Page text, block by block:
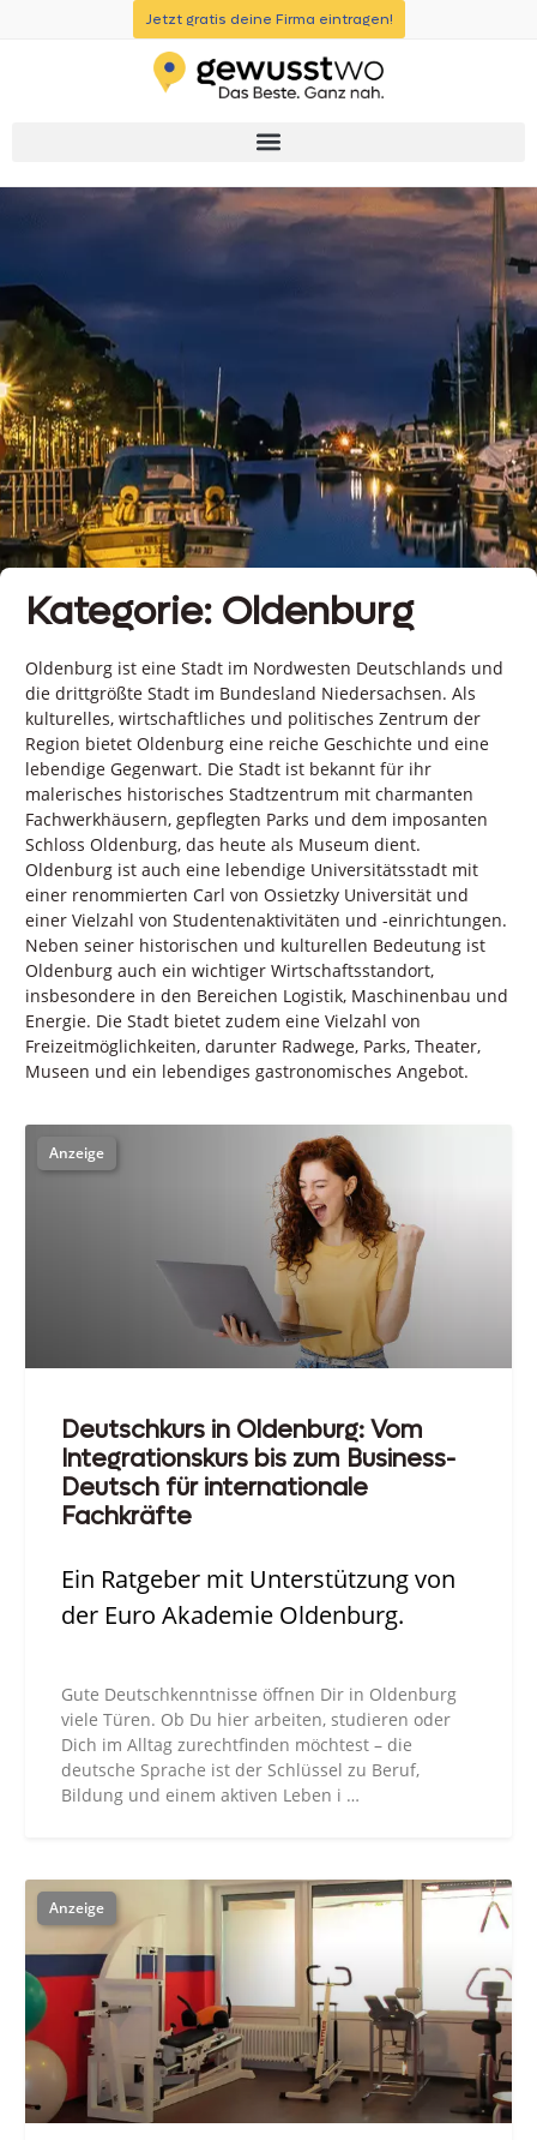
Jetzt gratis deine Firma eintragen!
Kategorie: Oldenburg
Oldenburg ist eine Stadt im Nordwesten Deutschlands und
die drittgrößte Stadt im Bundesland Niedersachsen. Als
kulturelles, wirtschaftliches und politisches Zentrum der
Region bietet Oldenburg eine reiche Geschichte und eine
lebendige Gegenwart. Die Stadt ist bekannt für ihr
malerisches historisches Stadtzentrum mit charmanten
Fachwerkhäusern, gepflegten Parks und dem imposanten
Schloss Oldenburg, das heute als Museum dient.
Oldenburg ist auch eine lebendige Universitätsstadt mit
einer renommierten Carl von Ossietzky Universität und
einer Vielzahl von Studentenaktivitäten und -einrichtungen.
Neben seiner historischen und kulturellen Bedeutung ist
Oldenburg auch ein wichtiger Wirtschaftsstandort,
insbesondere in den Bereichen Logistik, Maschinenbau und
Energie. Die Stadt bietet zudem eine Vielzahl von
Freizeitmöglichkeiten, darunter Radwege, Parks, Theater,
Museen und ein lebendiges gastronomisches Angebot.
Deutschkurs in Oldenburg: Vom
Integrationskurs bis zum Business-
Deutsch für internationale
Fachkräfte
Ein Ratgeber mit Unterstützung von
der Euro Akademie Oldenburg.
Gute Deutschkenntnisse öffnen Dir in Oldenburg
viele Türen. Ob Du hier arbeiten, studieren oder
Dich im Alltag zurechtfinden möchtest – die
deutsche Sprache ist der Schlüssel zu Beruf,
Bildung und einem aktiven Leben i …